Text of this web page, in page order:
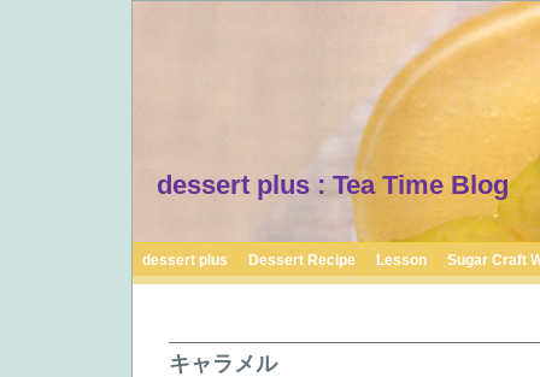
dessert plus : Tea Time Blog
dessert plus Dessert Recipe Lesson Sugar Craft
キャラメル